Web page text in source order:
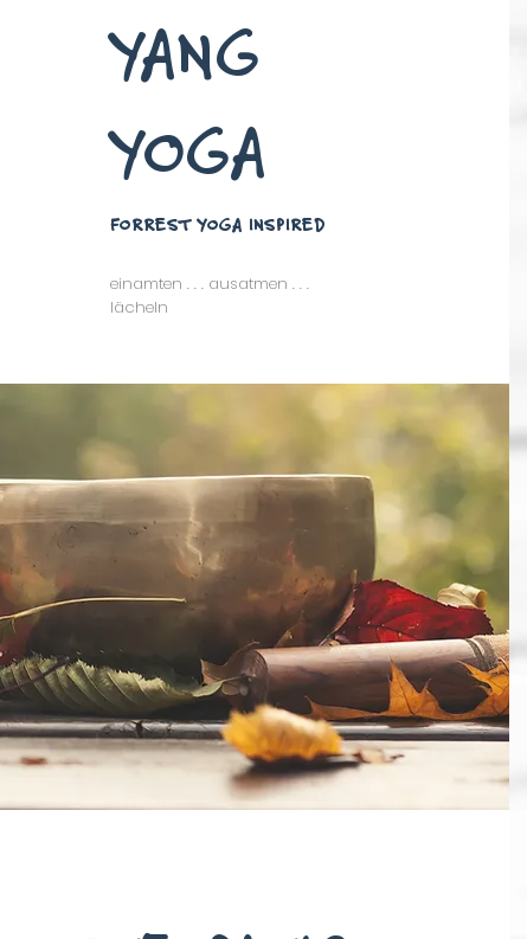
YANG
YOGA
FORREST YOGA INSPIRED
einamten . . . ausatmen . . .
lächeln